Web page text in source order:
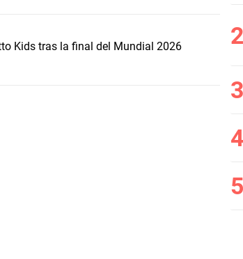
Kids tras la final del Mundial 2026